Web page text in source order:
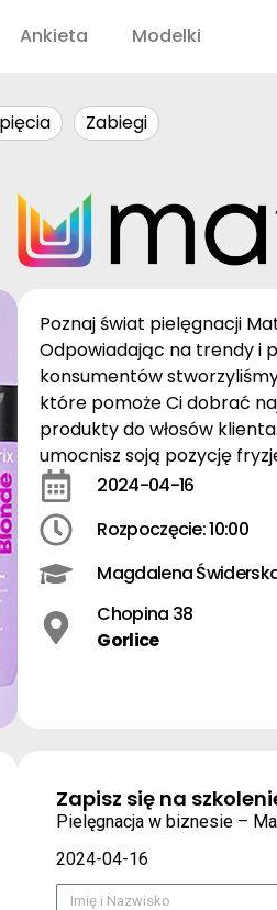
Ankieta Modelki
Zabiegi
Poznaj świat pielęgnacji
Odpowiadając na trendy i
konsumentów
które pomoże Ci dobrać
produkty do włosów
umocnisz soją pozycję
2024-04-16
Rozpoczęcie: 10:00
Magdalena
Chopina 38
Gorlice
Zapisz się na
Pielęgnacja w biznesie –
2024-04-16